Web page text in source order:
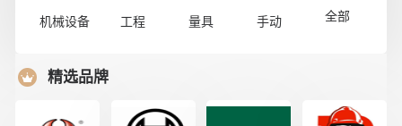
机械设备 工程 量具 手动 全部
精选品牌